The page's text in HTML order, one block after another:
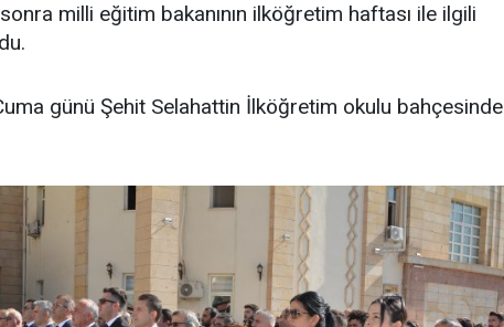
milli eğitim bakanının ilköğretim haftası ile ilgili
günü Şehit Selahattin İlköğretim okulu bahçesinde